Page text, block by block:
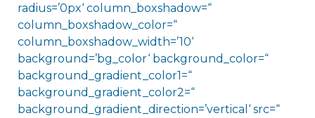
radius=’0px‘ column_boxshadow=“
column_boxshadow_color=“
column_boxshadow_width=’10‘
background=’bg_color‘ background_color=“
background_gradient_color1=“
background_gradient_color2=“
background_gradient_direction=’vertical‘ src=“